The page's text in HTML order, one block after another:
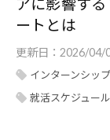
ートとは
更新日： 2026/04/
インターンシッ
就活スケジュール